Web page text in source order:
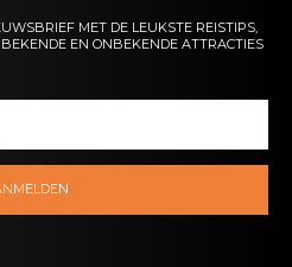
MET DE LEUKSTE REISTIPS,
EN ONBEKENDE ATTRACTIES